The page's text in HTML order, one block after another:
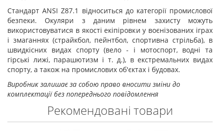
Стандарт ANSI Z87.1 відноситься до категорії промислової
безпеки. Окуляри з даним рівнем захисту можуть
використовуватися в якості екіпіровки у воєнізованих іграх
і змаганнях (страйкбол, пейнтбол, спортивна стрільба), в
швидкісних видах спорту (вело - і мотоспорт, водні та
гірські лижі, парашютизм і т. д.), в екстремальних видах
спорту, а також на промислових об'єктах і будовах.
Виробник залишає за собою право вносити зміни до
комплектації без попереднього повідомлення
Рекомендовані товари